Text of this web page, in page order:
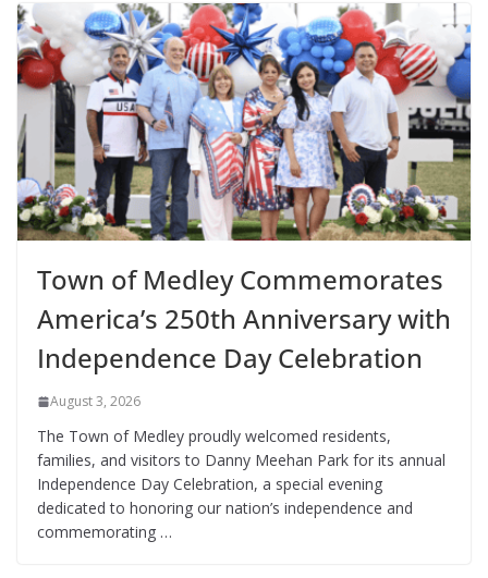
Town of Medley Commemorates
America’s 250th Anniversary with
Independence Day Celebration
August 3, 2026
The Town of Medley proudly welcomed residents,
families, and visitors to Danny Meehan Park for its annual
Independence Day Celebration, a special evening
dedicated to honoring our nation’s independence and
commemorating …